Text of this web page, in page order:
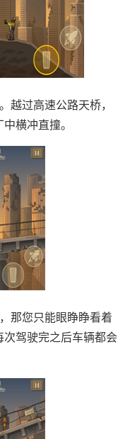
越过高速公路天桥，
横冲直撞。
那您只能眼睁睁看着
驾驶完之后车辆都会